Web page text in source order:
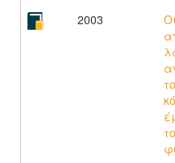
2003